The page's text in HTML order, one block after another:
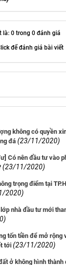
là: 0 trong 0 đánh giá
để đánh giá bài viết
không có quyền
đá (23/11/2020)
Có nên đầu tư vào
(23/11/2020)
trọng điểm tại
2020)
nhà đầu tư mới
tốn tiền để mở rộng
tới (23/11/2020)
ở không hình thành